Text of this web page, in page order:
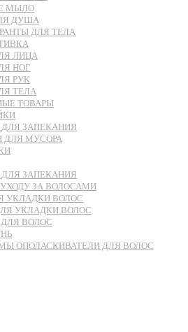
МЫЛО
ДУША
ДЛЯ ТЕЛА
ЛИЦА
НОГ
РУК
ТЕЛА
ТОВАРЫ
ДЛЯ ЗАПЕКАНИЯ
ДЛЯ МУСОРА
ДЛЯ ЗАПЕКАНИЯ
ЗА ВОЛОСАМИ
УКЛАДКИ ВОЛОС
УКЛАДКИ ВОЛОС
ДЛЯ ВОЛОС
ОПОЛАСКИВАТЕЛИ ДЛЯ ВОЛОС